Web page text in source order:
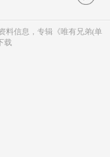
料信息，专辑《唯有兄弟(单
载